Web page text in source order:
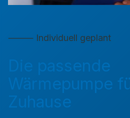
⸻ Individuell geplant
Die passende
Wärmepumpe
Zuhause